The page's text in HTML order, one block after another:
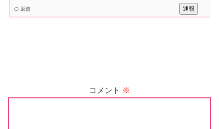
通報
返信
コメント ※